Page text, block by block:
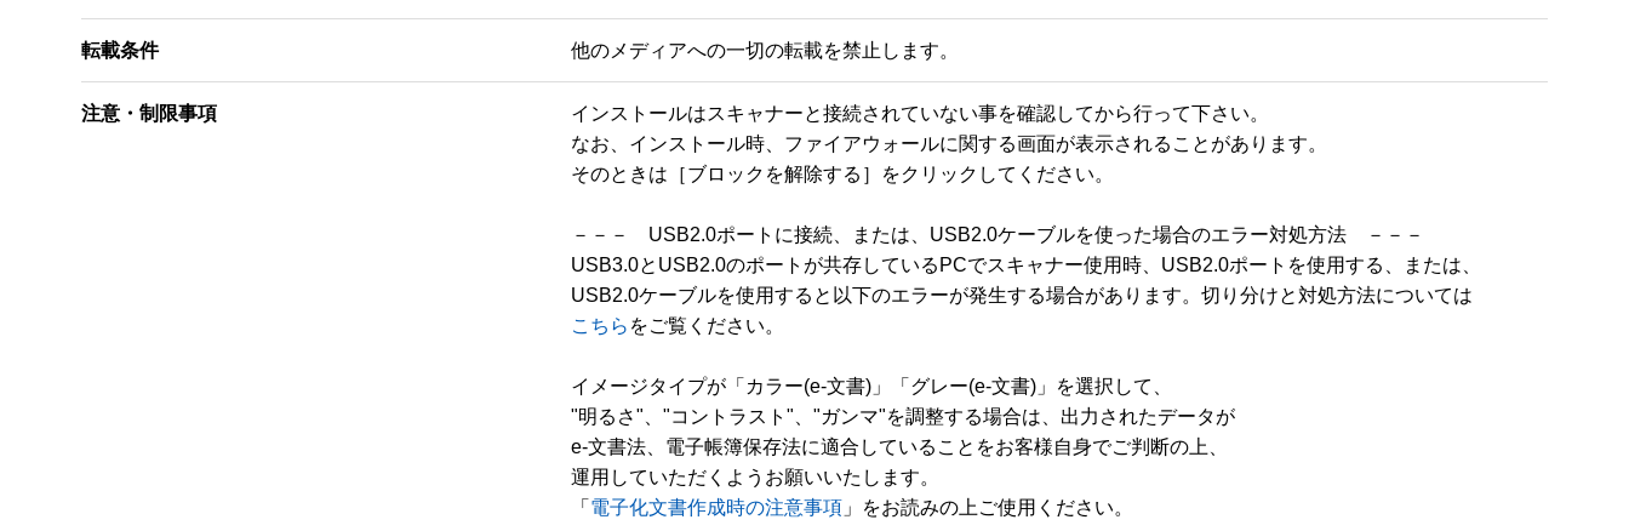
転載条件 他のメディアへの一切の転載を禁止します。
注意・制限事項
インストールはスキャナーと接続されていない事を確認してから行って下さい。
なお、インストール時、ファイアウォールに関する画面が表示されることがあります。
そのときは［ブロックを解除する］をクリックしてください。
－－－　USB2.0ポートに接続、または、USB2.0ケーブルを使った場合のエラー対処方法　－－－
USB3.0とUSB2.0のポートが共存しているPCでスキャナー使用時、USB2.0ポートを使用する、または、
こちら をご覧ください。
イメージタイプが「カラー(e-文書)」「グレー(e-文書)」を選択して、
"明るさ"、"コントラスト"、"ガンマ"を調整する場合は、出力されたデータが
e-文書法、電子帳簿保存法に適合していることをお客様自身でご判断の上、
運用していただくようお願いいたします。
「 電子化文書作成時の注意事項 」をお読みの上ご使用ください。